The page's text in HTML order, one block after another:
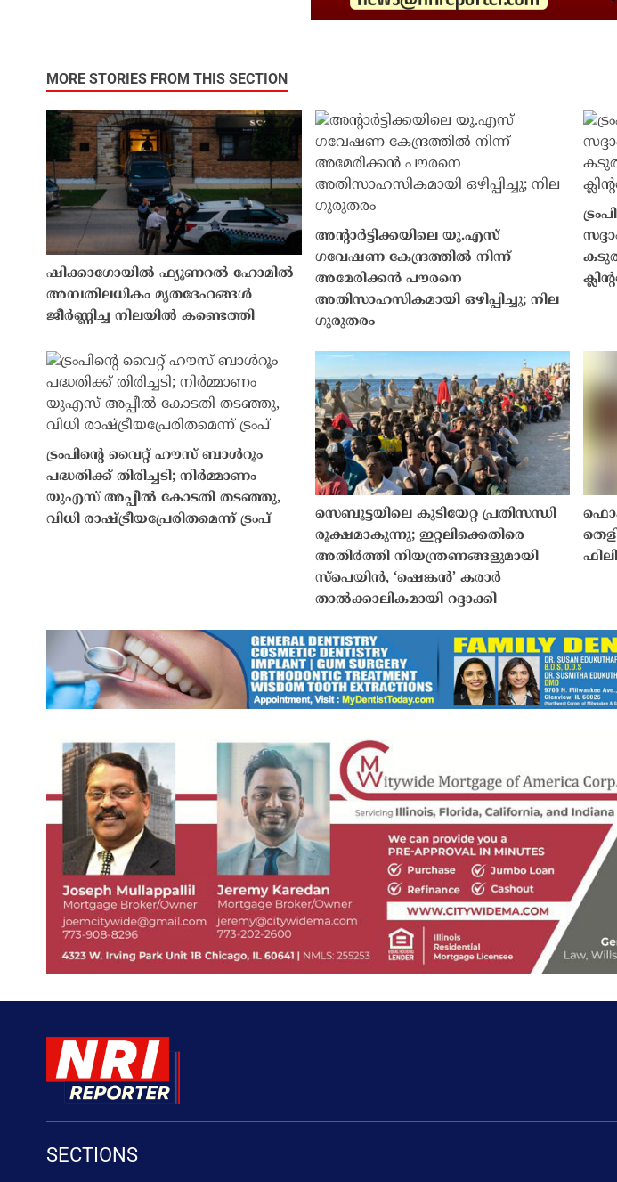
MORE STORIES FROM THIS SECTION
ഷിക്കാഗോയിൽ ഫ്യൂണറൽ ഹോമിൽ
അമ്പതിലധികം മൃതദേഹങ്ങൾ
ജീർണ്ണിച്ച നിലയിൽ കണ്ടെത്തി
അൻ്റാർട്ടിക്കയിലെ യു.എസ്
ഗവേഷണ കേന്ദ്രത്തിൽ നിന്ന്
അമേരിക്കൻ പൗരനെ
അതിസാഹസികമായി ഒഴിപ്പിച്ചു; നില
ഗുരുതരം
ട്രംപിൻ്റെ വൈറ്റ് ഹൗസ് ബാൾറൂം
പദ്ധതിക്ക് തിരിച്ചടി; നിർമ്മാണം
യുഎസ് അപ്പീൽ കോടതി തടഞ്ഞു,
വിധി രാഷ്ട്രീയപ്രേരിതമെന്ന് ട്രംപ്
സെബൂട്ടയിലെ കുടിയേറ്റ പ്രതിസന്ധി
രൂക്ഷമാകുന്നു; ഇറ്റലിക്കെതിരെ
അതിർത്തി നിയന്ത്രണങ്ങളുമായി
സ്പെയിൻ, ‘ഷെങ്കൻ’ കരാർ
താൽക്കാലികമായി റദ്ദാക്കി
SECTIONS